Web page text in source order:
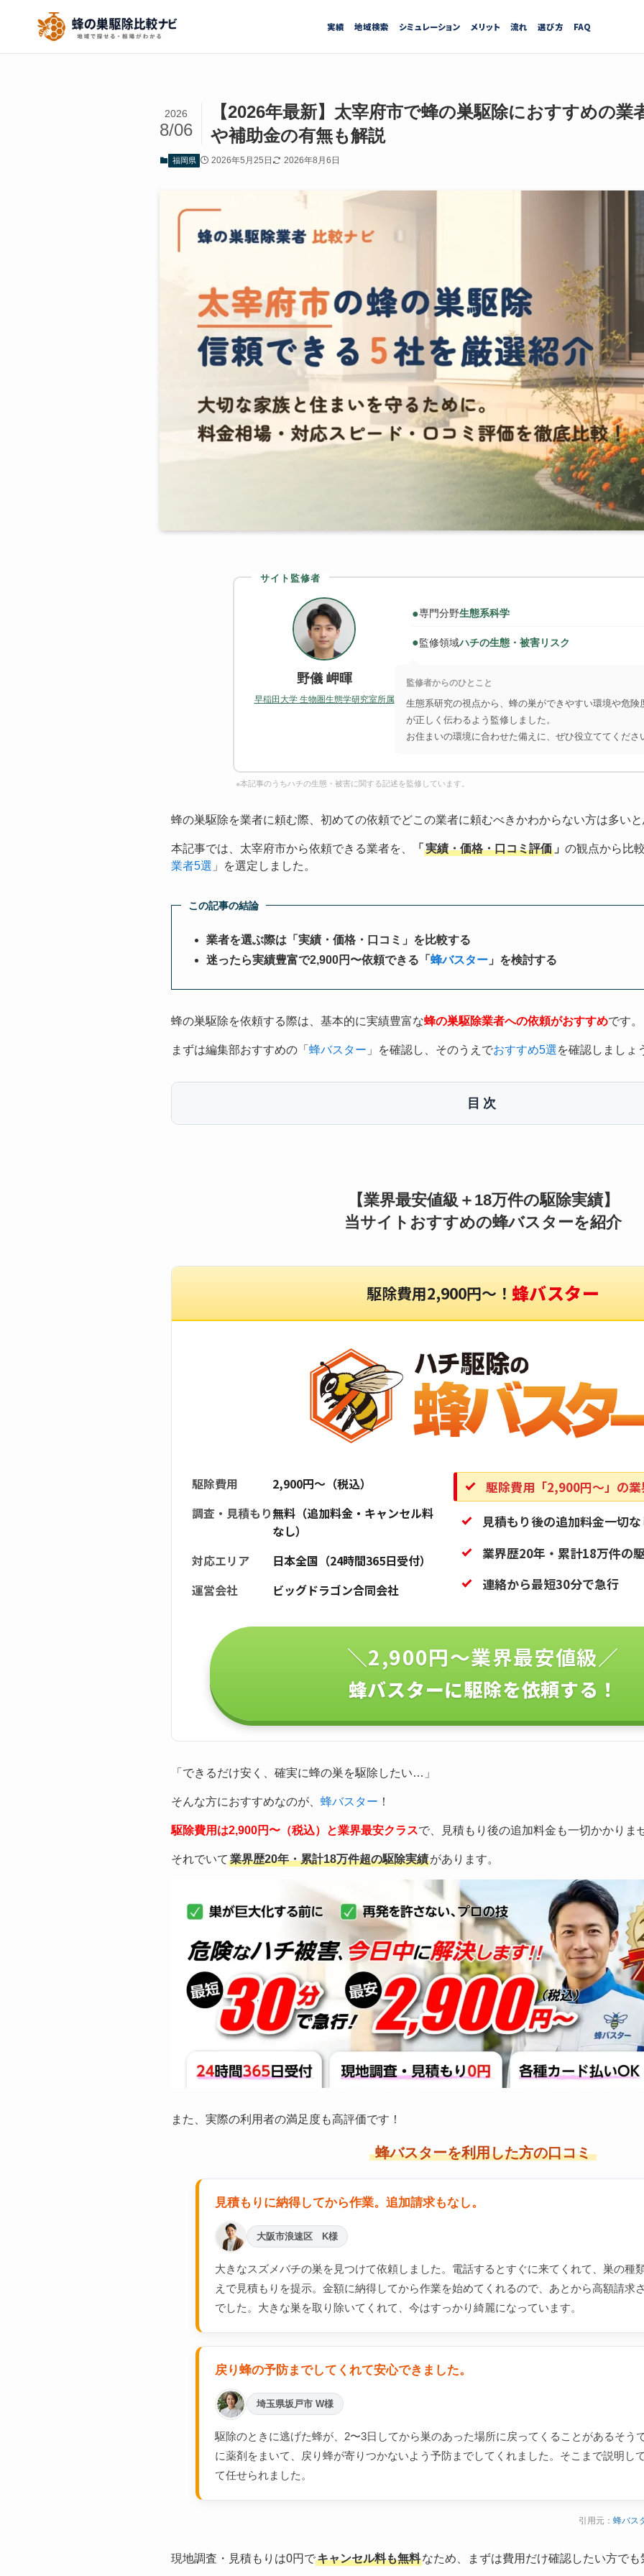
実績 地域検索 シミュレーション メリット 流れ 選び方 FAQ
【2026年最新】太宰府市で蜂の巣駆除におすすめの業
や補助金の有無も解説
2026
8/06
福岡県 2026年5月25日 2026年8月6日
サイト監修者
野儀 岬暉
早稲田大学 生物圏生態学研究室所属
●専門分野生態系科学
●監修領域ハチの生態・被害リスク
監修者からのひとこと
生態系研究の視点から、蜂の巣ができやすい環境や危険
が正しく伝わるよう監修しました。
お住まいの環境に合わせた備えに、ぜひ役立ててくださ
※本記事のうちハチの生態・被害に関する記述を監修しています。
蜂の巣駆除を業者に頼む際、初めての依頼でどこの業者に頼むべきかわからない方は多い
本記事では、太宰府市から依頼できる業者を、 「 実績・価格・口コミ評価 」 の観点から比
業者5選 」を選定しました。
この記事の結論
業者を選ぶ際は「実績・価格・口コミ」を比較する
迷ったら実績豊富で2,900円〜依頼できる「 蜂バスター 」を検討する
蜂の巣駆除を依頼する際は、基本的に実績豊富な蜂の巣駆除業者への依頼がおすすめです。
まずは編集部おすすめの「 蜂バスター 」を確認し、そのうえでおすすめ5選を確認しましょ
目次
【業界最安値級＋18万件の駆除実績】
当サイトおすすめの蜂バスターを紹介
駆除費用2,900円〜！ 蜂バスター
駆除費用
2,900円〜（税込）
調査・見積もり無料（追加料金・キャンセル料
なし）
対応エリア
日本全国（24時間365日受付）
運営会社
ビッグドラゴン合同会社
駆除費用「2,900円〜」の
見積もり後の追加料金一切
業界歴20年・累計18万件の
連絡から最短30分で急行
＼2,900円〜業界最安値級／
蜂バスターに駆除を依頼する！
「できるだけ安く、確実に蜂の巣を駆除したい…」
そんな方におすすめなのが、 蜂バスター ！
駆除費用は2,900円〜（税込）と業界最安クラスで、見積もり後の追加料金も一切かかりま
それでいて 業界歴20年・累計18万件超の駆除実績があります。
また、実際の利用者の満足度も高評価です！
蜂バスターを利用した方の口コミ
見積もりに納得してから作業。追加請求もなし。
大阪市浪速区 K様
大きなスズメバチの巣を見つけて依頼しました。電話するとすぐに来てくれて、巣の種
えで見積もりを提示。金額に納得してから作業を始めてくれるので、あとから高額請求
でした。大きな巣を取り除いてくれて、今はすっかり綺麗になっています。
戻り蜂の予防までしてくれて安心できました。
埼玉県坂戸市 W様
駆除のときに逃げた蜂が、2〜3日してから巣のあった場所に戻ってくることがあるそう
に薬剤をまいて、戻り蜂が寄りつかないよう予防までしてくれました。そこまで説明し
て任せられました。
引用元： 蜂バス
現地調査・見積もりは0円でキャンセル料も無料なため、まずは費用だけ確認したい方で